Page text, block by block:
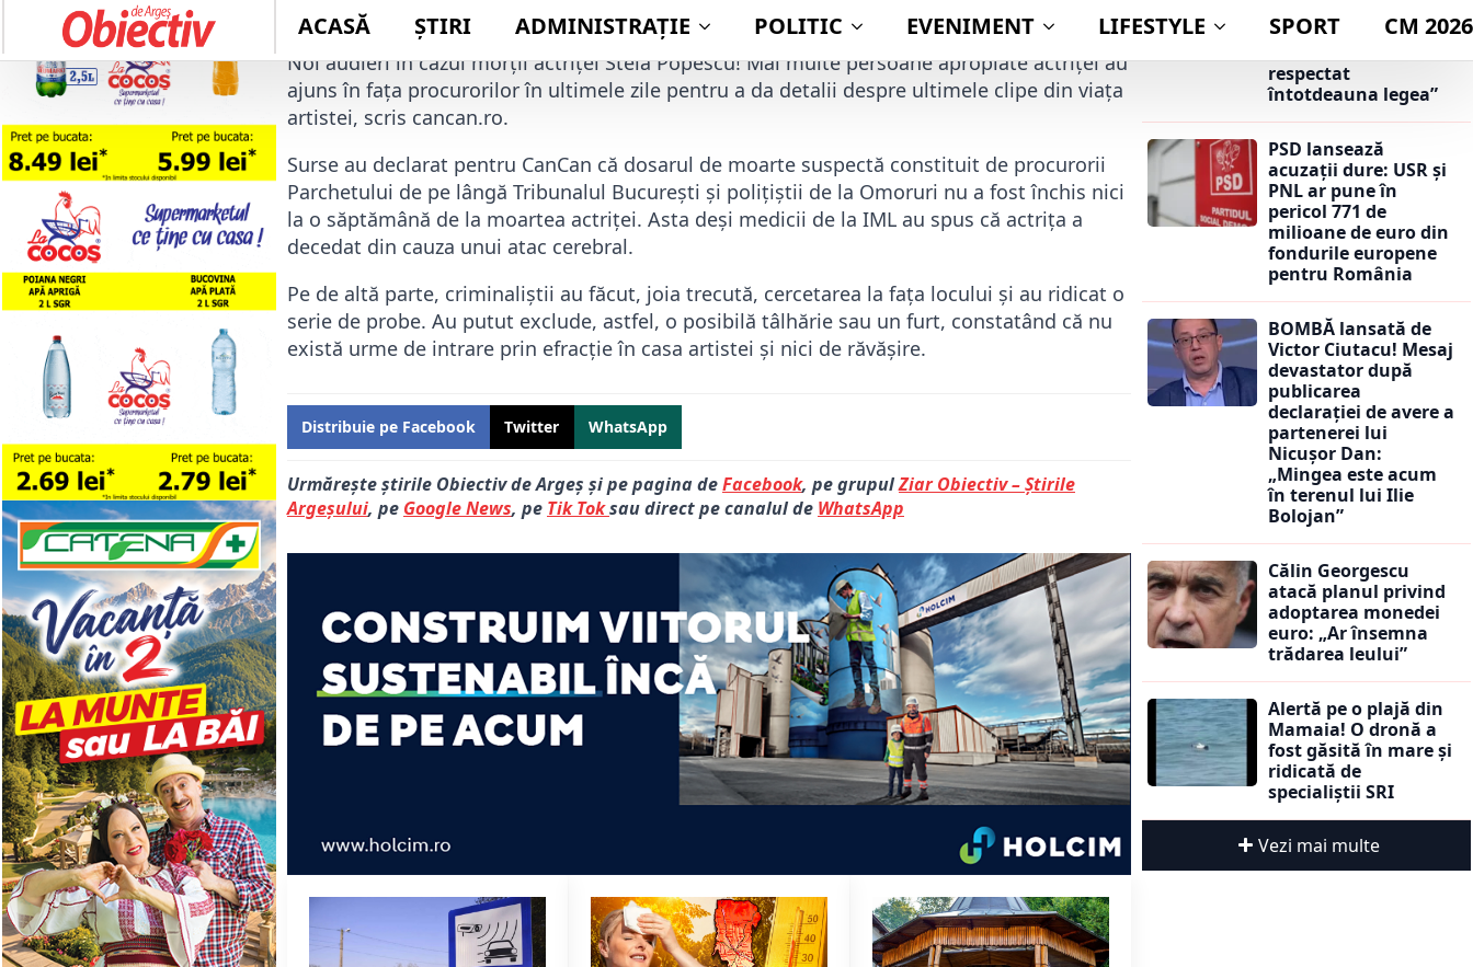
Noi audieri în cazul morţii actriţei Stela Popescu! Mai multe persoane apropiate actriţei au
ajuns în faţa procurorilor în ultimele zile pentru a da detalii despre ultimele clipe din viaţa
artistei, scris cancan.ro.
Surse au declarat pentru CanCan că dosarul de moarte suspectă constituit de procurorii
Parchetului de pe lângă Tribunalul Bucureşti şi poliţiştii de la Omoruri nu a fost închis nici
la o săptămână de la moartea actriţei. Asta deşi medicii de la IML au spus că actriţa a
decedat din cauza unui atac cerebral.
Pe de altă parte, criminaliştii au făcut, joia trecută, cercetarea la faţa locului şi au ridicat o
serie de probe. Au putut exclude, astfel, o posibilă tâlhărie sau un furt, constatând că nu
există urme de intrare prin efracţie în casa artistei şi nici de răvăşire.
Distribuie pe Facebook Twitter WhatsApp
Urmărește știrile Obiectiv de Argeș și pe pagina deFacebook, pe grupulZiar Obiectiv – Știrile
Argeșului, pe Google News, pe Tik Toksau direct pe canalul de WhatsApp
a stârnit
respectat
întotdeauna legea”
PSD lansează
acuzații dure: USR și
PNL ar pune în
pericol 771 de
milioane de euro din
fondurile europene
pentru România
BOMBĂ lansată de
Victor Ciutacu! Mesaj
devastator după
publicarea
declarației de avere a
partenerei lui
Nicușor Dan:
„Mingea este acum
în terenul lui Ilie
Bolojan”
Călin Georgescu
atacă planul privind
adoptarea monedei
euro: „Ar însemna
trădarea leului”
Alertă pe o plajă din
Mamaia! O dronă a
fost găsită în mare și
ridicată de
specialiștii SRI
Vezi mai multe